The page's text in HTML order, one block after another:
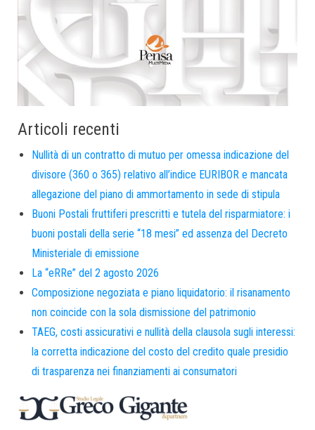
Articoli recenti
Nullità di un contratto di mutuo per omessa indicazione del
divisore (360 o 365) relativo all’indice EURIBOR e mancata
allegazione del piano di ammortamento in sede di stipula
Buoni Postali fruttiferi prescritti e tutela del risparmiatore: i
buoni postali della serie “18 mesi” ed assenza del Decreto
Ministeriale di emissione
La “eRRe” del 2 agosto 2026
Composizione negoziata e piano liquidatorio: il risanamento
non coincide con la sola dismissione del patrimonio
TAEG, costi assicurativi e nullità della clausola sugli interessi:
la corretta indicazione del costo del credito quale presidio
di trasparenza nei finanziamenti ai consumatori